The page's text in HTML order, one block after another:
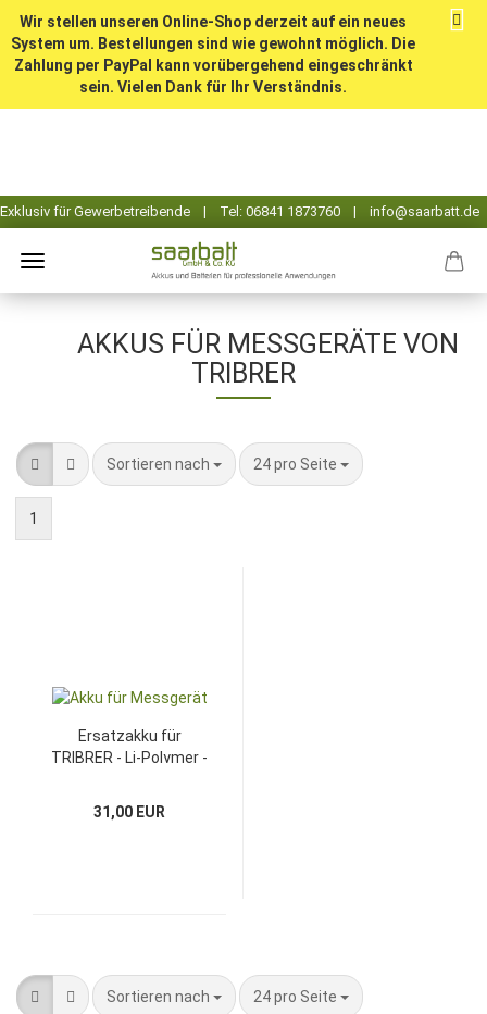
Wir stellen unseren Online-Shop derzeit auf ein neues
System um. Bestellungen sind wie gewohnt möglich. Die
Zahlung per PayPal kann vorübergehend eingeschränkt
sein. Vielen Dank für Ihr Verständnis.
AKKUS FÜR MESSGERÄTE VON
TRIBRER
Sortieren nach
Sortieren nach 24 pro Seite
pro Seite
1
Ersatzakku für
TRIBRER - Li-Polymer -
31,00 EUR
Sortieren nach
Sortieren nach 24 pro Seite
pro Seite